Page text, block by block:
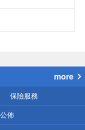
more
保險服務
佈